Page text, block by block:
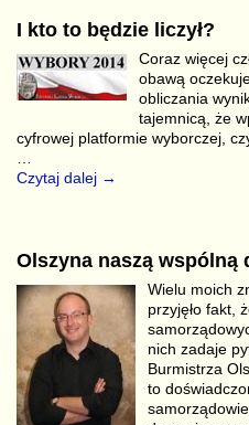
I kto to będzie liczył?
Coraz więcej
obawą
obliczania
tajemnicą, że
cyfrowej platformie wyborczej,
Czytaj dalej →
Olszyna naszą wspólną
Wielu moich
przyjęło fakt,
nich zadaje
Burmistrza
to